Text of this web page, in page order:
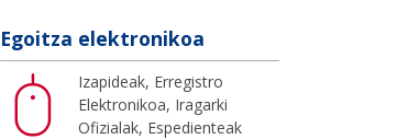
Egoitza elektronikoa
Izapideak, Erregistro
Elektronikoa, Iragarki
Ofizialak, Espedienteak